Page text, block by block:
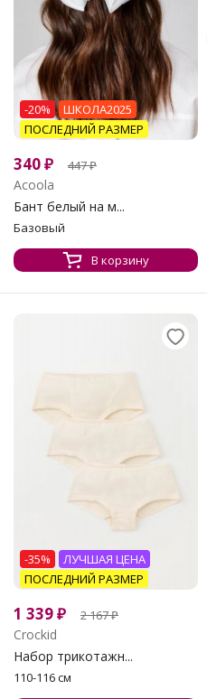
-20%
ШКОЛА2025
ПОСЛЕДНИЙ РАЗМЕР
340₽ 447₽
Acoola
Бант белый на м...
Базовый
В корзину
-35%
ЛУЧШАЯ ЦЕНА
ПОСЛЕДНИЙ РАЗМЕР
1 339₽ 2 167₽
Crockid
Набор трикотажн...
110-116 см